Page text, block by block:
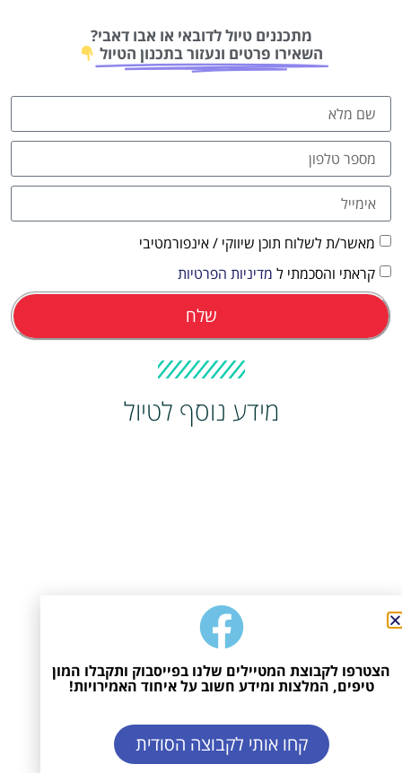
מציאת
טיסה זולה?
מתכננים טיול לדובאי או אבו דאבי?
השאירו פרטים ונעזור בתכנון הטיול
מאשר/ת לשלוח תוכן שיווקי / אינפורמטיבי
קראתי והסכמתי ל מדיניות הפרטיות
שלח
מידע נוסף לטיול
הצטרפו לקבוצת המטיילים שלנו בפייסבוק ותקבלו המון
טיפים, המלצות ומידע חשוב על איחוד האמירויות!
קחו אותי לקבוצה הסודית